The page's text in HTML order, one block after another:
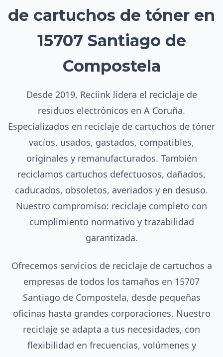
de cartuchos de tóner en
15707 Santiago de
Compostela
Desde 2019, Reciink lidera el reciclaje de
residuos electrónicos en A Coruña.
Especializados en reciclaje de cartuchos de tóner
vacíos, usados, gastados, compatibles,
originales y remanufacturados. También
reciclamos cartuchos defectuosos, dañados,
caducados, obsoletos, averiados y en desuso.
Nuestro compromiso: reciclaje completo con
cumplimiento normativo y trazabilidad
garantizada.
Ofrecemos servicios de reciclaje de cartuchos a
empresas de todos los tamaños en 15707
Santiago de Compostela, desde pequeñas
oficinas hasta grandes corporaciones. Nuestro
reciclaje se adapta a tus necesidades, con
flexibilidad en frecuencias, volúmenes y